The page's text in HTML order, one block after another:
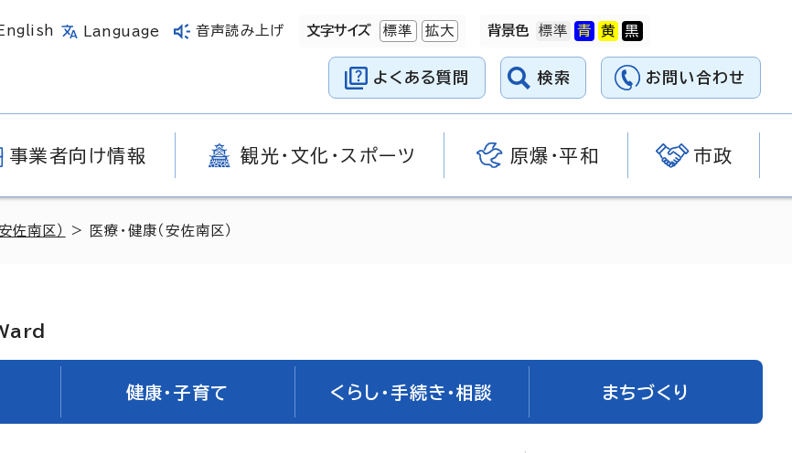
Language 音声読み上げ 文字サイズ 標準 拡大 背景色
よくある質問 検索 お問い合わせ
事業者向け情報 観光・文化・スポーツ 原爆・平和 市政
佐南区） > 医療・健康（安佐南区）
健康・子育て くらし・手続き・相談 まちづくり